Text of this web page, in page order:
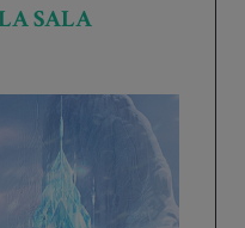
SALA